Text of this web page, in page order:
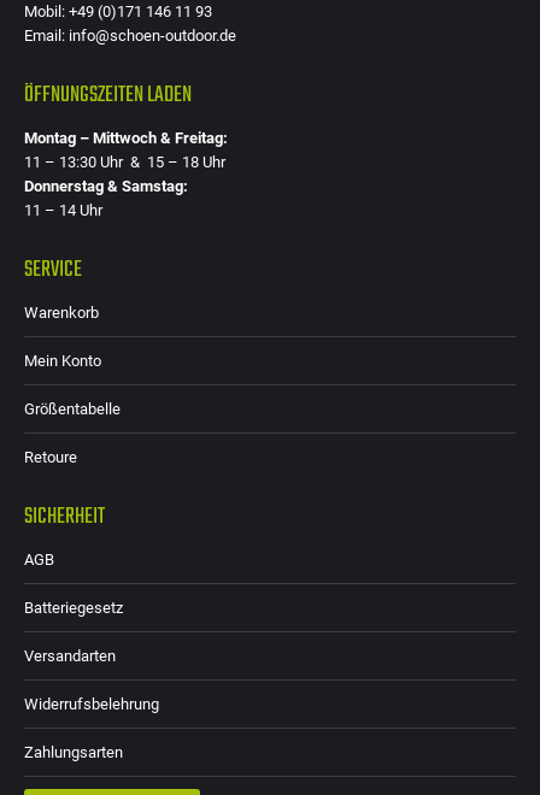
Mobil: +49 (0)171 146 11 93
Email: info@schoen-outdoor.de
ÖFFNUNGSZEITEN LADEN
Montag – Mittwoch & Freitag:
11 – 13:30 Uhr & 15 – 18 Uhr
Donnerstag & Samstag:
11 – 14 Uhr
SERVICE
Warenkorb
Mein Konto
Größentabelle
Retoure
SICHERHEIT
AGB
Batteriegesetz
Versandarten
Widerrufsbelehrung
Zahlungsarten